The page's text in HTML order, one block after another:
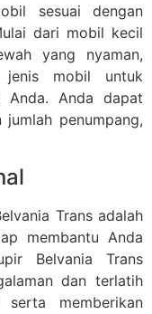
sesuai dengan
dari mobil kecil
yang nyaman,
jenis mobil untuk
Anda. Anda dapat
penumpang,
Trans adalah
membantu Anda
Belvania Trans
dan terlatih
memberikan